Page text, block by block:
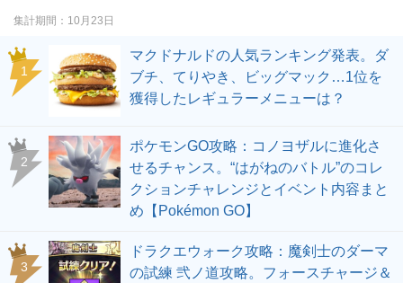
集計期間 10月23日
マクドナルドの人気ランキング発表。ダ
ブチ、てりやき、ビッグマック…1位を
獲得したレギュラーメニューは？
ポケモンGO攻略：コノヨザルに進化さ
せるチャンス。“はがねのバトル”のコレ
クションチャレンジとイベント内容まと
め【Pokémon GO】
ドラクエウォーク攻略：魔剣士のダーマ
の試練 弐ノ道攻略。フォースチャージ＆